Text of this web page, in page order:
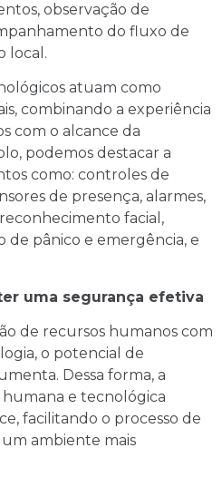
observação de
do fluxo de
local.
atuam como
combinando a experiência
com o alcance da
podemos destacar a
como: controles de
de presença, alarmes,
facial,
de pânico e emergência, e
uma segurança efetiva
de recursos humanos com
o potencial de
Dessa forma, a
e tecnológica
facilitando o processo de
ambiente mais